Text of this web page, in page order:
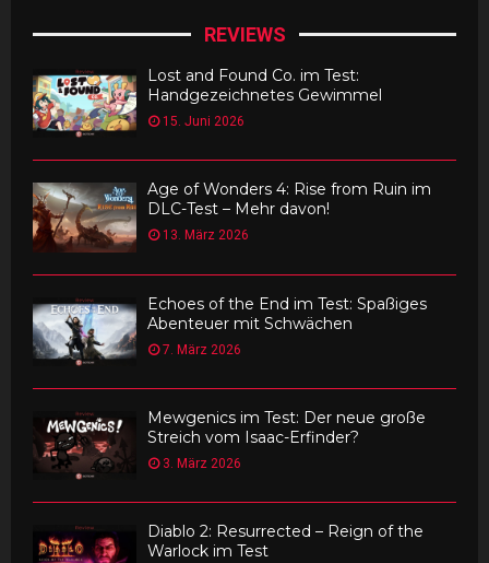
REVIEWS
Lost and Found Co. im Test:
Handgezeichnetes Gewimmel
15. Juni 2026
Age of Wonders 4: Rise from Ruin im
DLC-Test – Mehr davon!
13. März 2026
Echoes of the End im Test: Spaßiges
Abenteuer mit Schwächen
7. März 2026
Mewgenics im Test: Der neue große
Streich vom Isaac-Erfinder?
3. März 2026
Diablo 2: Resurrected – Reign of the
Warlock im Test